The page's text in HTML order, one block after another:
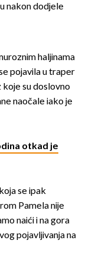
nakon dodjele
haljinama
pojavila u traper
koje su doslovno
naočale iako je
otkad je
se ipak
Pamela nije
naići i na gora
pojavljivanja na